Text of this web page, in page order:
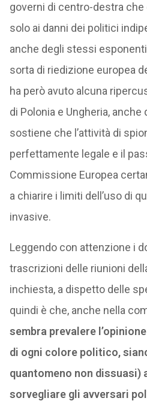
governi di centro-destra
solo ai danni dei politici
anche degli stessi
sorta di riedizione europea
ha però avuto alcuna
di Polonia e Ungheria,
sostiene che l’attività di
perfettamente legale e il
Commissione Europea
a chiarire i limiti dell’uso di
invasive.
Leggendo con attenzione i
trascrizioni delle riunioni
inchiesta, a dispetto delle
quindi è che, anche nella
sembra prevalere
di ogni colore politico,
quantomeno non dissuasi)
sorvegliare gli avversari